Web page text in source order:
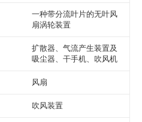
一种带分流叶片的无叶风
扇涡轮装置
扩散器、气流产生装置及
吸尘器、干手机、吹风机
风扇
吹风装置